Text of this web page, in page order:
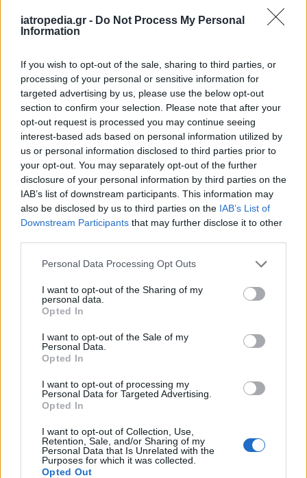
iatropedia.gr - Do Not Process My Personal
Information
If you wish to opt-out of the sale, sharing to third parties, or
processing of your personal or sensitive information for
targeted advertising by us, please use the below opt-out
section to confirm your selection. Please note that after your
opt-out request is processed you may continue seeing
interest-based ads based on personal information utilized by
us or personal information disclosed to third parties prior to
your opt-out. You may separately opt-out of the further
disclosure of your personal information by third parties on the
IAB’s list of downstream participants. This information may
also be disclosed by us to third parties on the IAB’s List of
Downstream Participants that may further disclose it to other
Personal Data Processing Opt Outs
I want to opt-out of the Sharing of my
personal data.
Opted In
I want to opt-out of the Sale of my
Personal Data.
Opted In
I want to opt-out of processing my
Personal Data for Targeted Advertising.
Opted In
I want to opt-out of Collection, Use,
Retention, Sale, and/or Sharing of my
Personal Data that Is Unrelated with the
Purposes for which it was collected.
Opted Out
Ο Παγκόσμιος Οργανισμός Υγείας έχει εκδώσει
να αποφεύγουν να δίνουν λεπτομέρειες για τον
τρόπο μιας αυτοκτονίας, ιδίως σε περίπτωση
διασήμου προσώπου, ακριβώς για να μειώνεται
η πιθανότητα μίμησης από άτομα υψηλού
κινδύνου για αυτοκτονία – κάτι όμως που δεν
τηρείται από πολλά μέσα ενημέρωσης.
Από το ΑΠΕ-ΜΠΕ
Facebook
Twitter
Tags:ΑΥΤΟΚΤΟΝΙΑ,ΑΥΤΟΚΤΟΝΙΕΣ
ΓΟΥΙΛΙΑΜΣ